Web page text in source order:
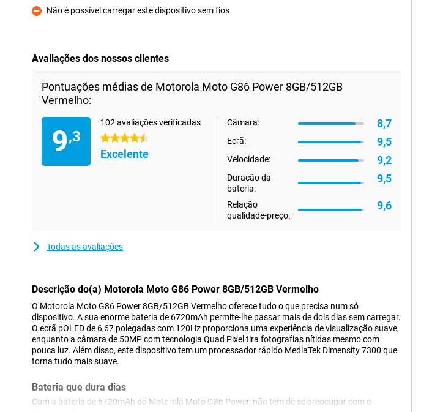
Contras
Não é possível carregar este dispositivo sem fios
Avaliações dos nossos clientes
Pontuações médias de Motorola Moto G86 Power 8GB/512GB
Vermelho:
9,3
102 avaliações verificadas
4.5 estrelas
Excelente
Câmara: 8,7
Ecrã: 9,5
Velocidade: 9,2
Duração da
bateria:
9,5
Relação
qualidade-preço:
9,6
Todas as avaliações
Descrição do(a) Motorola Moto G86 Power 8GB/512GB Vermelho
O Motorola Moto G86 Power 8GB/512GB Vermelho oferece tudo o que precisa num só
dispositivo. A sua enorme bateria de 6720mAh permite-lhe passar mais de dois dias sem carregar.
O ecrã pOLED de 6,67 polegadas com 120Hz proporciona uma experiência de visualização suave,
enquanto a câmara de 50MP com tecnologia Quad Pixel tira fotografias nítidas mesmo com
pouca luz. Além disso, este dispositivo tem um processador rápido MediaTek Dimensity 7300 que
torna tudo mais suave.
Bateria que dura dias
Com a bateria de 6720mAh do Motorola Moto G86 Power, não tem de se preocupar com o